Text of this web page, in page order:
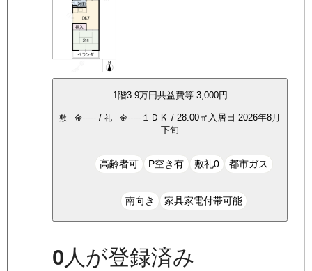
1階3.9万円共益費等 3,000円
敷 金----- / 礼 金----- １ＤＫ / 28.00㎡ 入居日 2026年8月
下旬
高齢者可 P空き有 敷礼0 都市ガス
南向き 家具家電付帯可能
0人が登録済み